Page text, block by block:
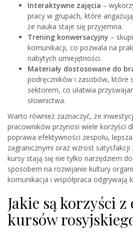
Interaktywne zajęcia –
pracy w grupach, które
że nauka staje się przyjemna.
Trening konwersacyjny –
komunikacji, co pozwala na
nabytych umiejętności.
Materiały dostosowane do
podręczników i zasobów, które
sektorem, co ułatwia
słownictwa.
Warto również zaznaczyć, że
pracowników przynosi wiele korzyści
poprawa efektywności zespołu,
zagranicznymi oraz wzrost satysfakcji
kursy stają się nie tylko narzędziem
sposobem na rozwijanie kultury
komunikacja i współpraca odgrywają
Jakie są korzyści
kursów